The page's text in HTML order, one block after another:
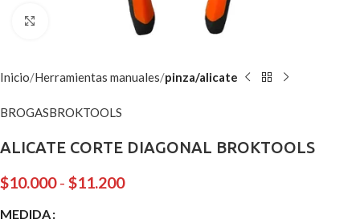
Clic para ampliar
Inicio Herramientas manuales pinza/alicate
BROGASBROKTOOLS
ALICATE CORTE DIAGONAL BROKTOOLS
$10.000 - $11.200
MEDIDA